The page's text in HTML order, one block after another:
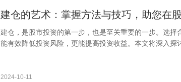
建仓的艺术：掌握方法与技巧，助您在
建仓，是股市投资的第一步，也是至关重要的一步。选择
能有效降低投资风险，更能提高投资收益。本文将深入探
2024-10-11